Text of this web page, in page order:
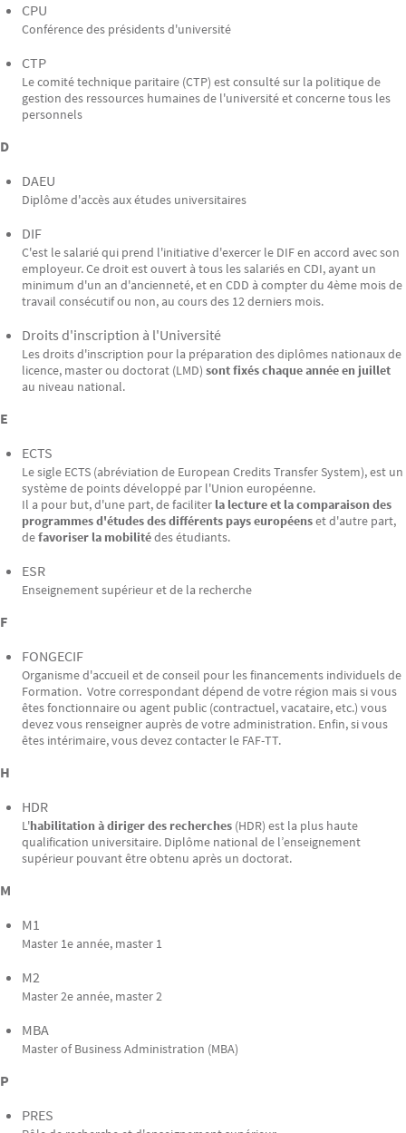
CPU
Conférence des présidents d'université
CTP
Le comité technique paritaire (CTP) est consulté sur la politique de
gestion des ressources humaines de l'université et concerne tous les
personnels
D
DAEU
Diplôme d'accès aux études universitaires
DIF
C'est le salarié qui prend l'initiative d'exercer le DIF en accord avec son
employeur. Ce droit est ouvert à tous les salariés en CDI, ayant un
minimum d'un an d'ancienneté, et en CDD à compter du 4ème mois de
travail consécutif ou non, au cours des 12 derniers mois.
Droits d'inscription à l'Université
Les droits d'inscription pour la préparation des diplômes nationaux de
licence, master ou doctorat (LMD) sont fixés chaque année en juillet
au niveau national.
E
ECTS
Le sigle ECTS (abréviation de European Credits Transfer System), est un
système de points développé par l'Union européenne.
Il a pour but, d'une part, de faciliter la lecture et la comparaison des
programmes d'études des différents pays européenset d'autre part,
defavoriser la mobilitédes étudiants.
ESR
Enseignement supérieur et de la recherche
F
FONGECIF
Organisme d'accueil et de conseil pour les financements individuels de
Formation. Votre correspondant dépend de votre région mais si vous
êtes fonctionnaire ou agent public (contractuel, vacataire, etc.) vous
devez vous renseigner auprès de votre administration. Enfin, si vous
êtes intérimaire, vous devez contacter le FAF-TT.
H
HDR
L'habilitation à diriger des recherches (HDR) est la plus haute
qualification universitaire. Diplôme national de l’enseignement
supérieur pouvant être obtenu après un doctorat.
M
M1
Master 1e année, master 1
M2
Master 2e année, master 2
MBA
Master of Business Administration (MBA)
P
PRES